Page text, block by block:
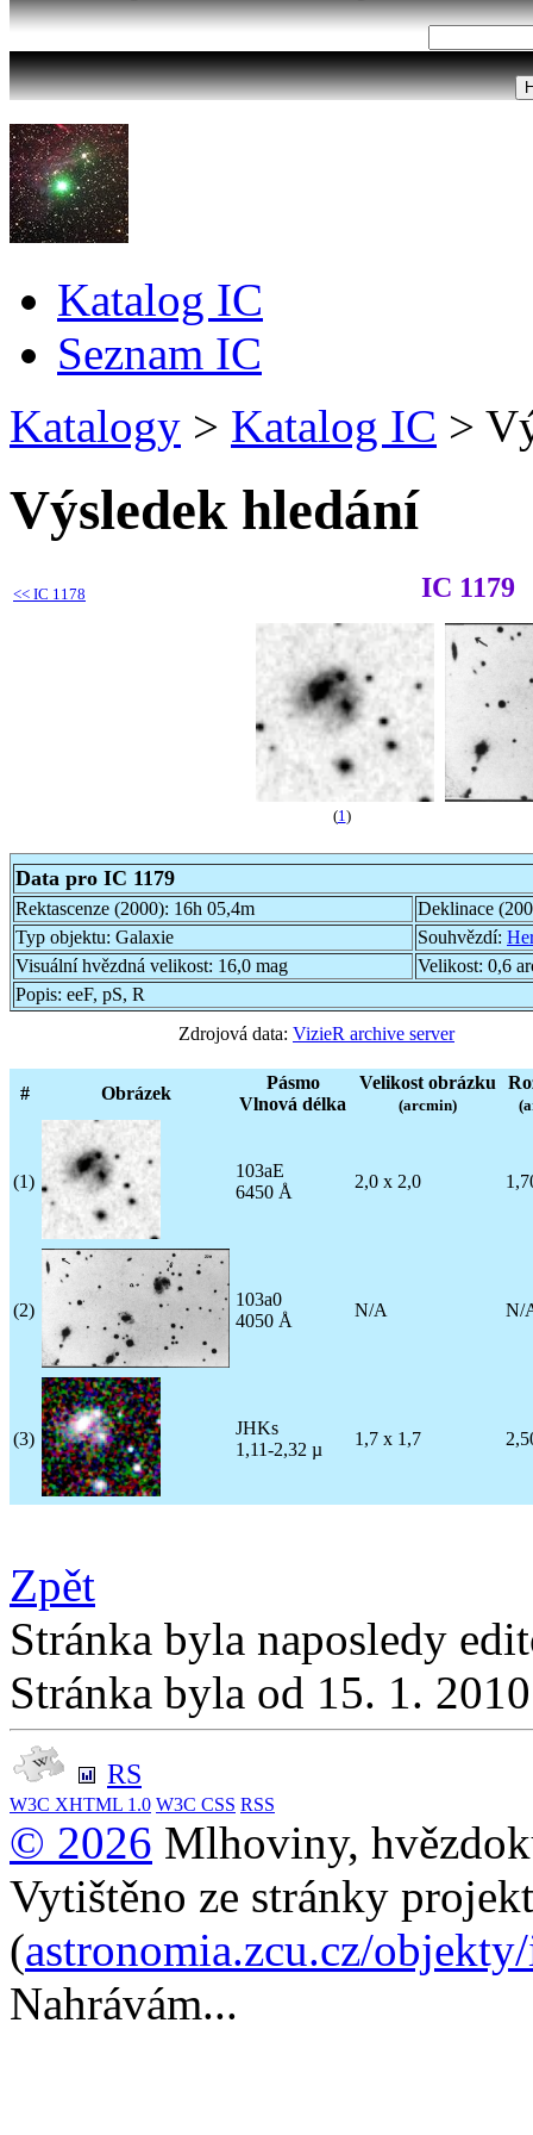
Katalog IC
Seznam IC
Katalogy > Katalog IC >
Výsledek hledání
<< IC 1178 IC 1179
(1 )
Data pro IC 1179
Rektascenze (2000): 16h 05,4m
Deklinace
Typ objektu: Galaxie Souhvězdí:
Visuální hvězdná velikost: 16,0 mag Velikost: 0,6
Popis: eeF, pS, R
Zdrojová data: VizieR archive server
# Obrázek
Pásmo
Vlnová délka
Velikost obrázku
(arcmin)
(1)
103aE
6450 Å
2,0 x 2,0
(2)
103a0
4050 Å
N/A N/
(3)
JHKs
1,11-2,32 µ
1,7 x 1,7
Zpět
Stránka byla naposledy
Stránka byla od 15. 1.
RS
W3C XHTML 1.0 W3C CSS RSS
© 2026 Mlhoviny,
Vytištěno ze stránky
(astronomia.zcu.cz/
Nahrávám...